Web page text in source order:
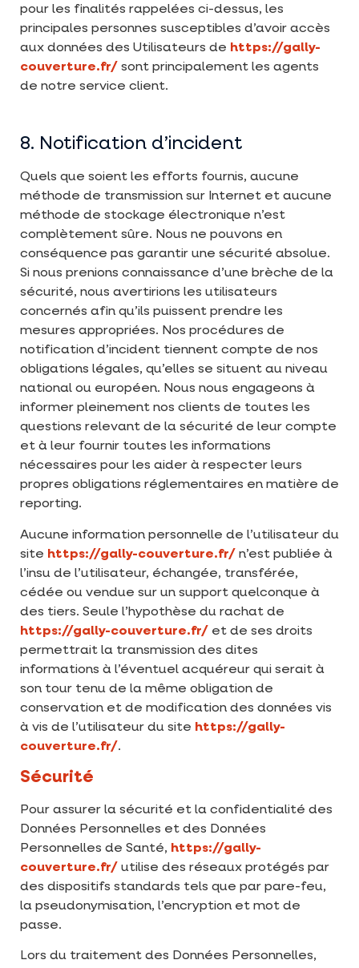
pour les finalités rappelées ci-dessus, les
principales personnes susceptibles d’avoir accès
aux données des Utilisateurs de https://gally-
couverture.fr/ sont principalement les agents
de notre service client.
8. Notification d’incident
Quels que soient les efforts fournis, aucune
méthode de transmission sur Internet et aucune
méthode de stockage électronique n’est
complètement sûre. Nous ne pouvons en
conséquence pas garantir une sécurité absolue.
Si nous prenions connaissance d’une brèche de la
sécurité, nous avertirions les utilisateurs
concernés afin qu’ils puissent prendre les
mesures appropriées. Nos procédures de
notification d’incident tiennent compte de nos
obligations légales, qu’elles se situent au niveau
national ou européen. Nous nous engageons à
informer pleinement nos clients de toutes les
questions relevant de la sécurité de leur compte
et à leur fournir toutes les informations
nécessaires pour les aider à respecter leurs
propres obligations réglementaires en matière de
reporting.
Aucune information personnelle de l’utilisateur du
site https://gally-couverture.fr/ n’est publiée à
l’insu de l’utilisateur, échangée, transférée,
cédée ou vendue sur un support quelconque à
des tiers. Seule l’hypothèse du rachat de
https://gally-couverture.fr/ et de ses droits
permettrait la transmission des dites
informations à l’éventuel acquéreur qui serait à
son tour tenu de la même obligation de
conservation et de modification des données vis
à vis de l’utilisateur du site https://gally-
couverture.fr/.
Sécurité
Pour assurer la sécurité et la confidentialité des
Données Personnelles et des Données
Personnelles de Santé, https://gally-
couverture.fr/ utilise des réseaux protégés par
des dispositifs standards tels que par pare-feu,
la pseudonymisation, l’encryption et mot de
passe.
Lors du traitement des Données Personnelles,